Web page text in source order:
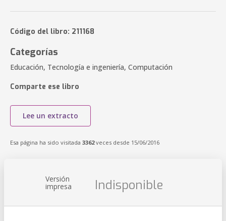
Código del libro: 211168
Categorías
Educación, Tecnología e ingeniería, Computación
Comparte ese libro
Lee un extracto
Esa página ha sido visitada 3362veces desde 15/06/2016
Versión
impresa Indisponible